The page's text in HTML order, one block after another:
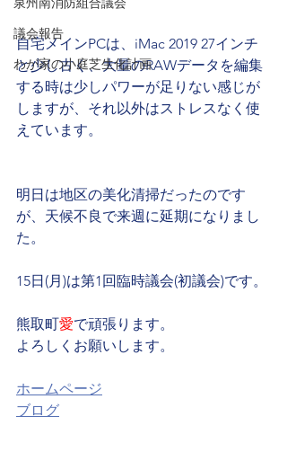
議会報告
わが家の小庭芝生化計画
自宅メインPCは、iMac 2019 27インチ
と少し古く、大量のRAWデータを編集
する時は少しパワーが足りない感じが
しますが、それ以外はストレスなく使
えています。
明日は地区の美化清掃だったのです
が、天候不良で来週に延期になりまし
た。
15日(月)は第1回臨時議会(初議会)です。
熊取町愛で頑張ります。
よろしくお願いします。
ホームページ
ブログ